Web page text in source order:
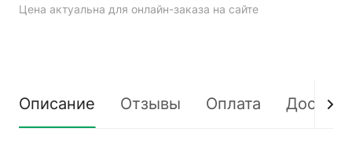
Цена актуальна для онлайн-заказа на сайте
Описание Отзывы Оплата